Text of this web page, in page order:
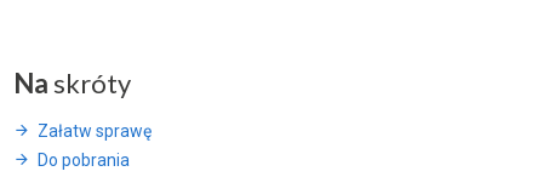
Na skróty
Załatw sprawę
Do pobrania